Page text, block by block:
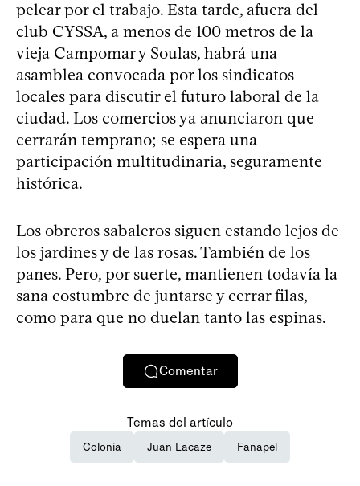
pelear por el trabajo. Esta tarde, afuera del
club CYSSA, a menos de 100 metros de la
vieja Campomar y Soulas, habrá una
asamblea convocada por los sindicatos
locales para discutir el futuro laboral de la
ciudad. Los comercios ya anunciaron que
cerrarán temprano; se espera una
participación multitudinaria, seguramente
histórica.
Los obreros sabaleros siguen estando lejos de
los jardines y de las rosas. También de los
panes. Pero, por suerte, mantienen todavía la
sana costumbre de juntarse y cerrar filas,
como para que no duelan tanto las espinas.
Comentar
Temas del artículo
Colonia Juan Lacaze Fanapel